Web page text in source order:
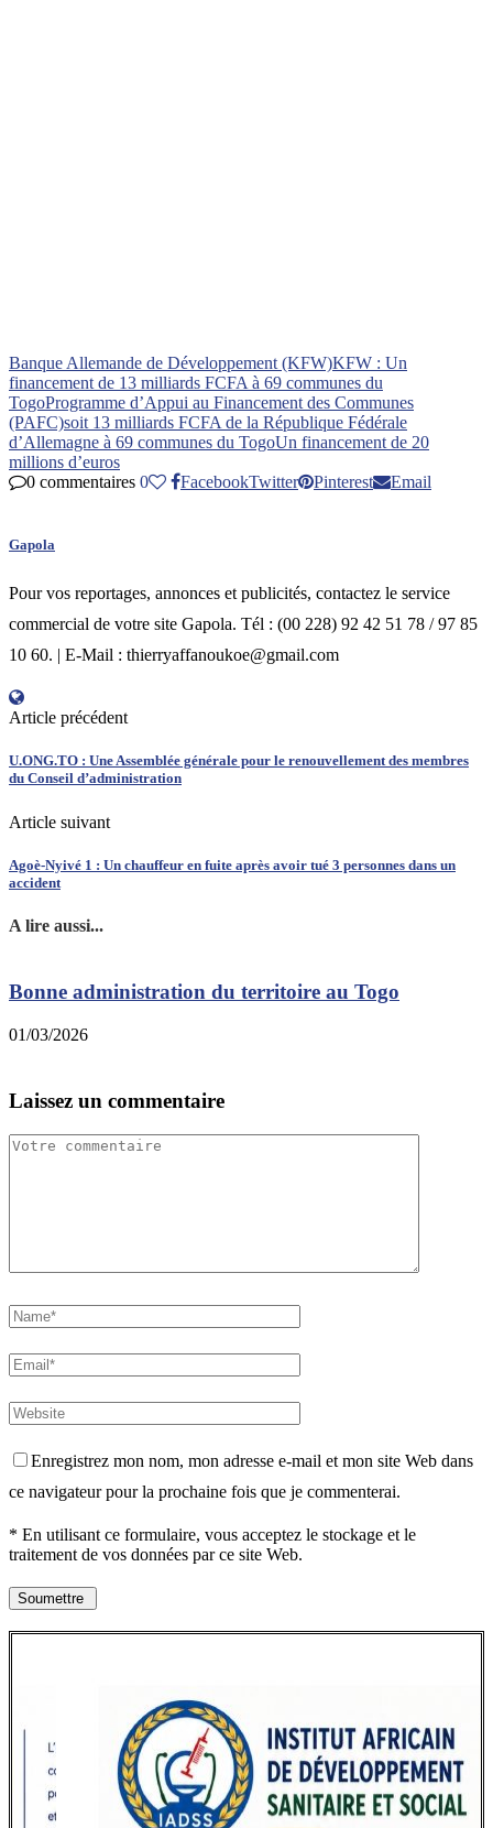
Banque Allemande de Développement (KFW)KFW : Un
financement de 13 milliards FCFA à 69 communes du
TogoProgramme d’Appui au Financement des Communes
(PAFC)soit 13 milliards FCFA de la République Fédérale
d’Allemagne à 69 communes du TogoUn financement de 20
millions d’euros
0 commentaires 0 FacebookTwitter Pinterest Email
Gapola
Pour vos reportages, annonces et publicités, contactez le service
commercial de votre site Gapola. Tél : (00 228) 92 42 51 78 / 97 85
10 60. | E-Mail : thierryaffanoukoe@gmail.com
Article précédent
U.ONG.TO : Une Assemblée générale pour le renouvellement des membres
du Conseil d’administration
Article suivant
Agoè-Nyivé 1 : Un chauffeur en fuite après avoir tué 3 personnes dans un
accident
A lire aussi...
Bonne administration du territoire au Togo
01/03/2026
Laissez un commentaire
Enregistrez mon nom, mon adresse e-mail et mon site Web dans
ce navigateur pour la prochaine fois que je commenterai.
* En utilisant ce formulaire, vous acceptez le stockage et le
traitement de vos données par ce site Web.